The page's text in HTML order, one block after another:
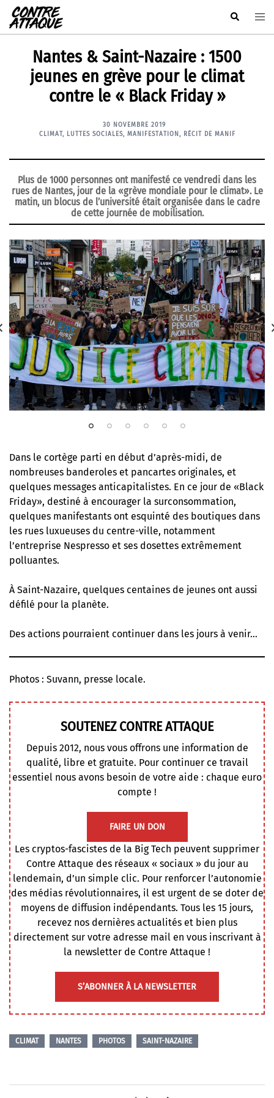
Aller
au
contenu
Rechercher
Nantes & Saint-Nazaire : 1500
jeunes en grève pour le climat
contre le « Black Friday »
30 NOVEMBRE 2019
CLIMAT, LUTTES SOCIALES, MANIFESTATION , RÉCIT DE MANIF
Plus de 1000 personnes ont manifesté ce vendredi dans les
rues de Nantes, jour de la «grève mondiale pour le climat». Le
matin, un blocus de l’université était organisée dans le cadre
de cette journée de mobilisation.
Dans le cortège parti en début d’après-midi, de
nombreuses banderoles et pancartes originales, et
quelques messages anticapitalistes. En ce jour de «Black
Friday», destiné à encourager la surconsommation,
quelques manifestants ont esquinté des boutiques dans
les rues luxueuses du centre-ville, notamment
l’entreprise Nespresso et ses dosettes extrêmement
polluantes.
À Saint-Nazaire, quelques centaines de jeunes ont aussi
défilé pour la planète.
Des actions pourraient continuer dans les jours à venir…
Photos : Suvann, presse locale.
SOUTENEZ CONTRE ATTAQUE
Depuis 2012, nous vous offrons une information de
qualité, libre et gratuite. Pour continuer ce travail
essentiel nous avons besoin de votre aide : chaque euro
compte !
FAIRE UN DON
Les cryptos-fascistes de la Big Tech peuvent supprimer
Contre Attaque des réseaux « sociaux » du jour au
lendemain, d’un simple clic. Pour renforcer l’autonomie
des médias révolutionnaires, il est urgent de se doter de
moyens de diffusion indépendants. Tous les 15 jours,
recevez nos dernières actualités et bien plus
directement sur votre adresse mail en vous inscrivant à
la newsletter de Contre Attaque !
S’ABONNER À LA NEWSLETTER
CLIMAT NANTES PHOTOS SAINT-NAZAIRE